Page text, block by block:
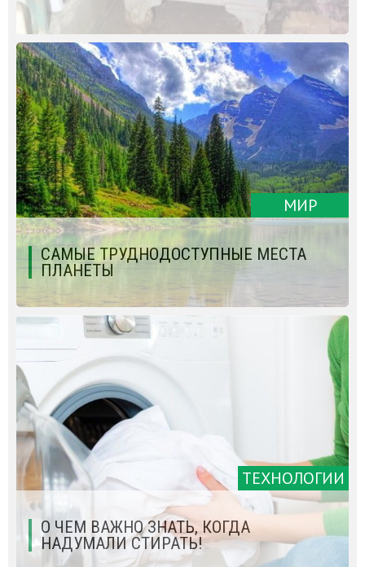
МИР
САМЫЕ ТРУДНОДОСТУПНЫЕ МЕСТА
ПЛАНЕТЫ
ТЕХНОЛОГИИ
О ЧЕМ ВАЖНО ЗНАТЬ, КОГДА
НАДУМАЛИ СТИРАТЬ!